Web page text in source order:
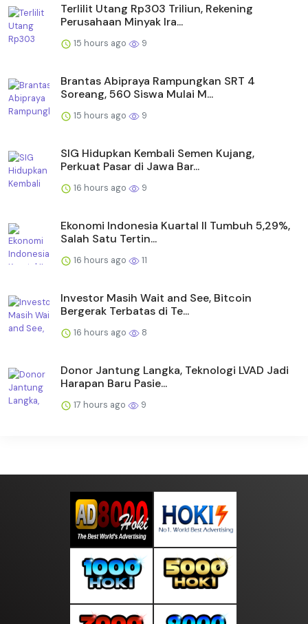
Terlilit Utang Rp303 Triliun, Rekening
Perusahaan Minyak Ira...
15 hours ago 9
Brantas Abipraya Rampungkan SRT 4
Soreang, 560 Siswa Mulai M...
15 hours ago 9
SIG Hidupkan Kembali Semen Kujang,
Perkuat Pasar di Jawa Bar...
16 hours ago 9
Ekonomi Indonesia Kuartal II Tumbuh 5,29%,
Salah Satu Tertin...
16 hours ago 11
Investor Masih Wait and See, Bitcoin
Bergerak Terbatas di Te...
16 hours ago 8
Donor Jantung Langka, Teknologi LVAD Jadi
Harapan Baru Pasie...
17 hours ago 9